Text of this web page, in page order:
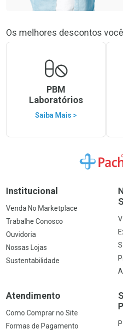
Os melhores descontos
PBM
Laboratórios
Saiba Mais >
Ir para a
Institucional
Venda No Marketplace
Trabalhe Conosco
Ouvidoria
Nossas Lojas
Sustentabilidade
Atendimento
Como Comprar no Site
Formas de Pagamento